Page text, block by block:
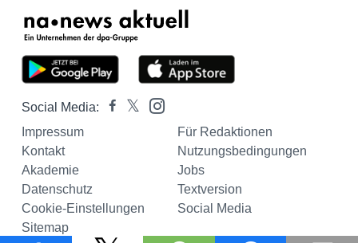
Social Media:
Impressum
Für Redaktionen
Kontakt
Nutzungsbedingungen
Akademie
Jobs
Datenschutz
Textversion
Cookie-Einstellungen
Social Media
Sitemap